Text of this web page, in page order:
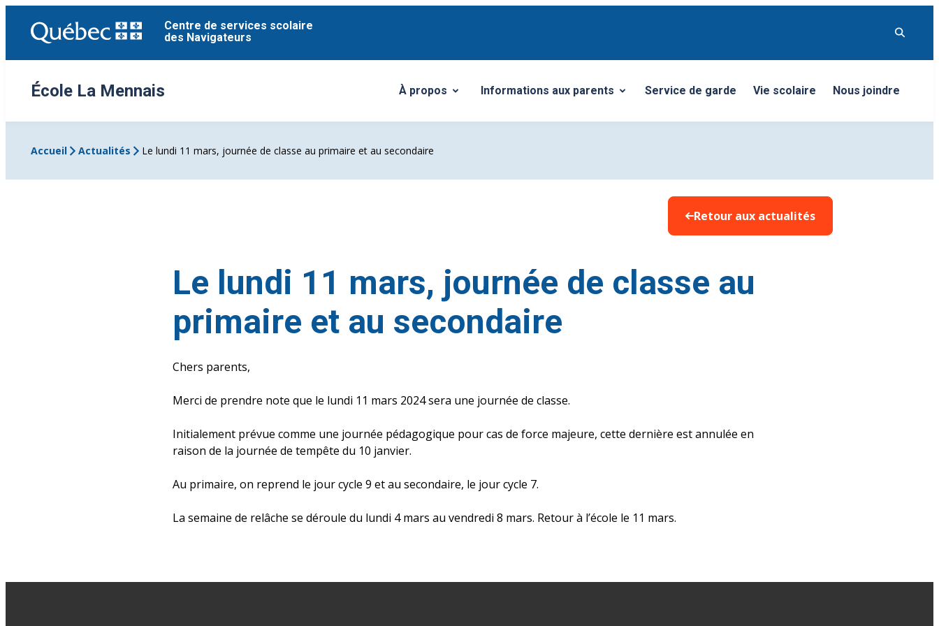
contenu
Centre de services scolaire
des Navigateurs
École La Mennais À propos
Ouvrir/Fermer le sous-menuInformations aux parents
Ouvrir/Fermer le sous-menu Service de garde Vie scolaire Nous joindre
Accueil Actualités Le lundi 11 mars, journée de classe au primaire et au secondaire
Retour aux actualités
Le lundi 11 mars, journée de classe au
primaire et au secondaire
Chers parents,
Merci de prendre note que le lundi 11 mars 2024 sera une journée de classe.
Initialement prévue comme une journée pédagogique pour cas de force majeure, cette dernière est annulée en
raison de la journée de tempête du 10 janvier.
Au primaire, on reprend le jour cycle 9 et au secondaire, le jour cycle 7.
La semaine de relâche se déroule du lundi 4 mars au vendredi 8 mars. Retour à l’école le 11 mars.